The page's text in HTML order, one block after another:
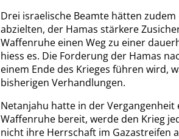
Drei israelische Beamte hätten
abzielten, der Hamas stärkere
Waffenruhe einen Weg zu einer
hiess es. Die Forderung der Hamas
einem Ende des Krieges führen wird,
bisherigen Verhandlungen.
Netanjahu hatte in der
Waffenruhe bereit, werde den Krieg
nicht ihre Herrschaft im Gazastreifen